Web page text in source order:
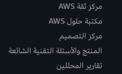
مركز ثقة AWS
مكتبة حلول AWS
مركز التصميم
المنتج والأسئلة التقنية الشائعة
تقارير المحللين